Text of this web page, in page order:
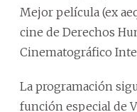
Mejor película (ex
cine de Derechos
Cinematográfico
La programación
función especial de